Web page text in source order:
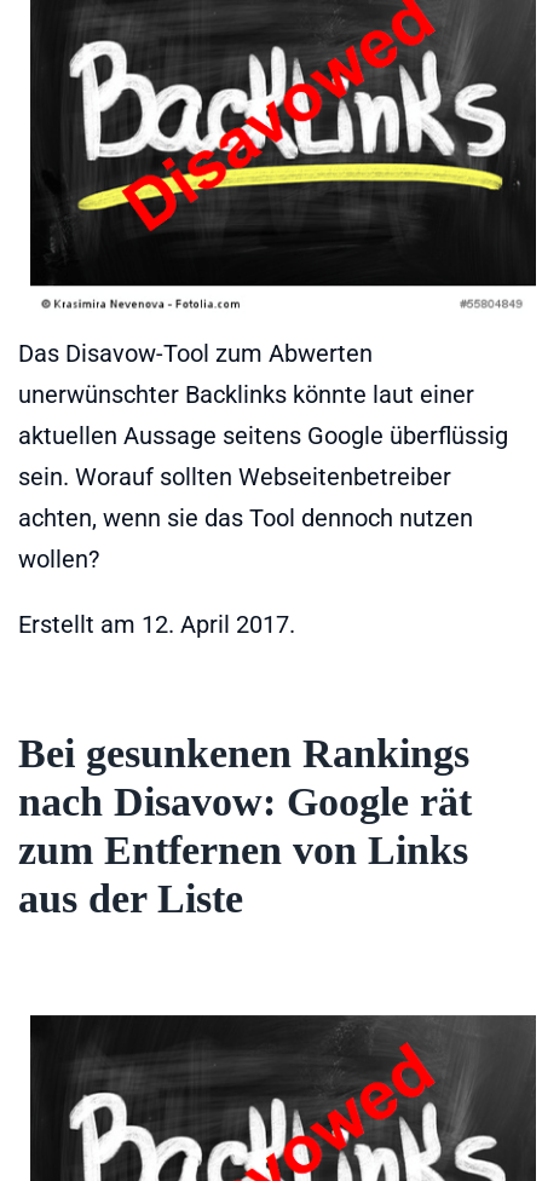
Das Disavow-Tool zum Abwerten
unerwünschter Backlinks könnte laut einer
aktuellen Aussage seitens Google überflüssig
sein. Worauf sollten Webseitenbetreiber
achten, wenn sie das Tool dennoch nutzen
wollen?
Erstellt am 12. April 2017.
Bei gesunkenen Rankings
nach Disavow: Google rät
zum Entfernen von Links
aus der Liste